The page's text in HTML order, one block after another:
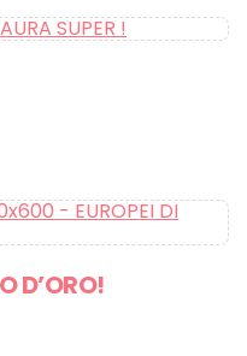
D’ORO!